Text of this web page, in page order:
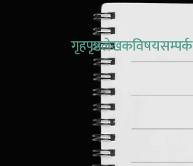
गृहपृष्ठलेखकविषयसम्पर्क